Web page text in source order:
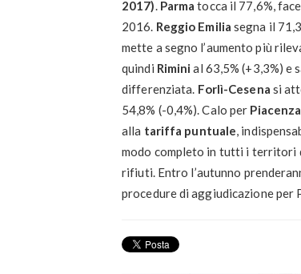
2017). Parma tocca il 77,6%,
2016. Reggio Emilia segna il
mette a segno l’aumento più
quindi Rimini al 63,5% (+3,3%) e
differenziata. Forlì-Cesena si
54,8% (-0,4%). Calo per Piacenza
alla tariffa puntuale,
modo completo in tutti i territori
rifiuti. Entro l’autunno
procedure di aggiudicazione per